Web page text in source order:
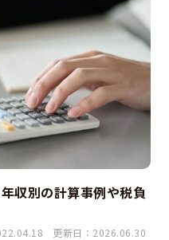
収別の計算事例や税負
更新日：2026.06.30